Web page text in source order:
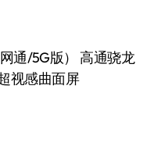
通/5G版） 高通骁龙
视感曲面屏